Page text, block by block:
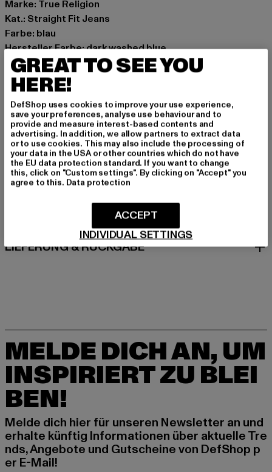
Marke: True Religion
Kat.: Straight Fit Jeans
Farbe: blau
Hersteller Farbe: dark washed blue
Materialzusammensetzung: 98% Baumwolle, 2%
Elasthan
Art.Nr: TR109163-21014
Hersteller: True Religion Brand Jeans Germany GmbH |
vertrieb@unifafashion.com
Großenbaumer Weg 11 | 40472 Düsseldorf | DE
GRÖSSE & PASSFORM
LIEFERUNG & RÜCKGABE
MELDE DICH AN, UM
INSPIRIERT ZU BLEI
BEN!
Melde dich hier für unseren Newsletter an und
erhalte künftig Informationen über aktuelle Tre
nds, Angebote und Gutscheine von DefShop p
er E-Mail!
GREAT TO SEE YOU
HERE!
DefShop uses cookies to improve your use experience,
save your preferences, analyse use behaviour and to
provide and measure interest-based contents and
advertising. In addition, we allow partners to extract data
or to use cookies. This may also include the processing of
your data in the USA or other countries which do not have
the EU data protection standard. If you want to change
this, click on "Custom settings". By clicking on "Accept" you
agree to this. Data protection
INDIVIDUAL SETTINGS
ACCEPT